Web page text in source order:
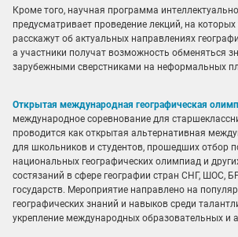
Кроме того, научная программа
предусматривает проведение лекций, на
расскажут об актуальных направлениях
а участники получат возможность обменяться
зарубежными сверстниками на неформальных
Открытая международная географическая
международное соревнование для
проводится как открытая альтернативная
для школьников и студентов, прошедших отбор
национальных географических олимпиад и
состязаний в сфере географии стран СНГ, ШОС,
государств. Мероприятие направлено на
географических знаний и навыков среди
укрепление международных образовательных и